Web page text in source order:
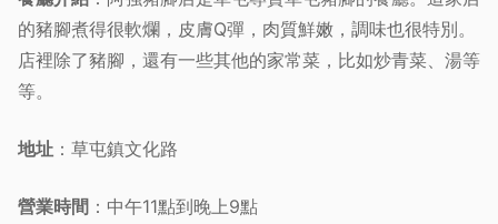
的豬腳煮得很軟爛，皮膚Q彈，肉質鮮嫩，調味也很特別。
店裡除了豬腳，還有一些其他的家常菜，比如炒青菜、湯等
等。
地址 ：草屯鎮文化路
營業時間 ：中午11點到晚上9點